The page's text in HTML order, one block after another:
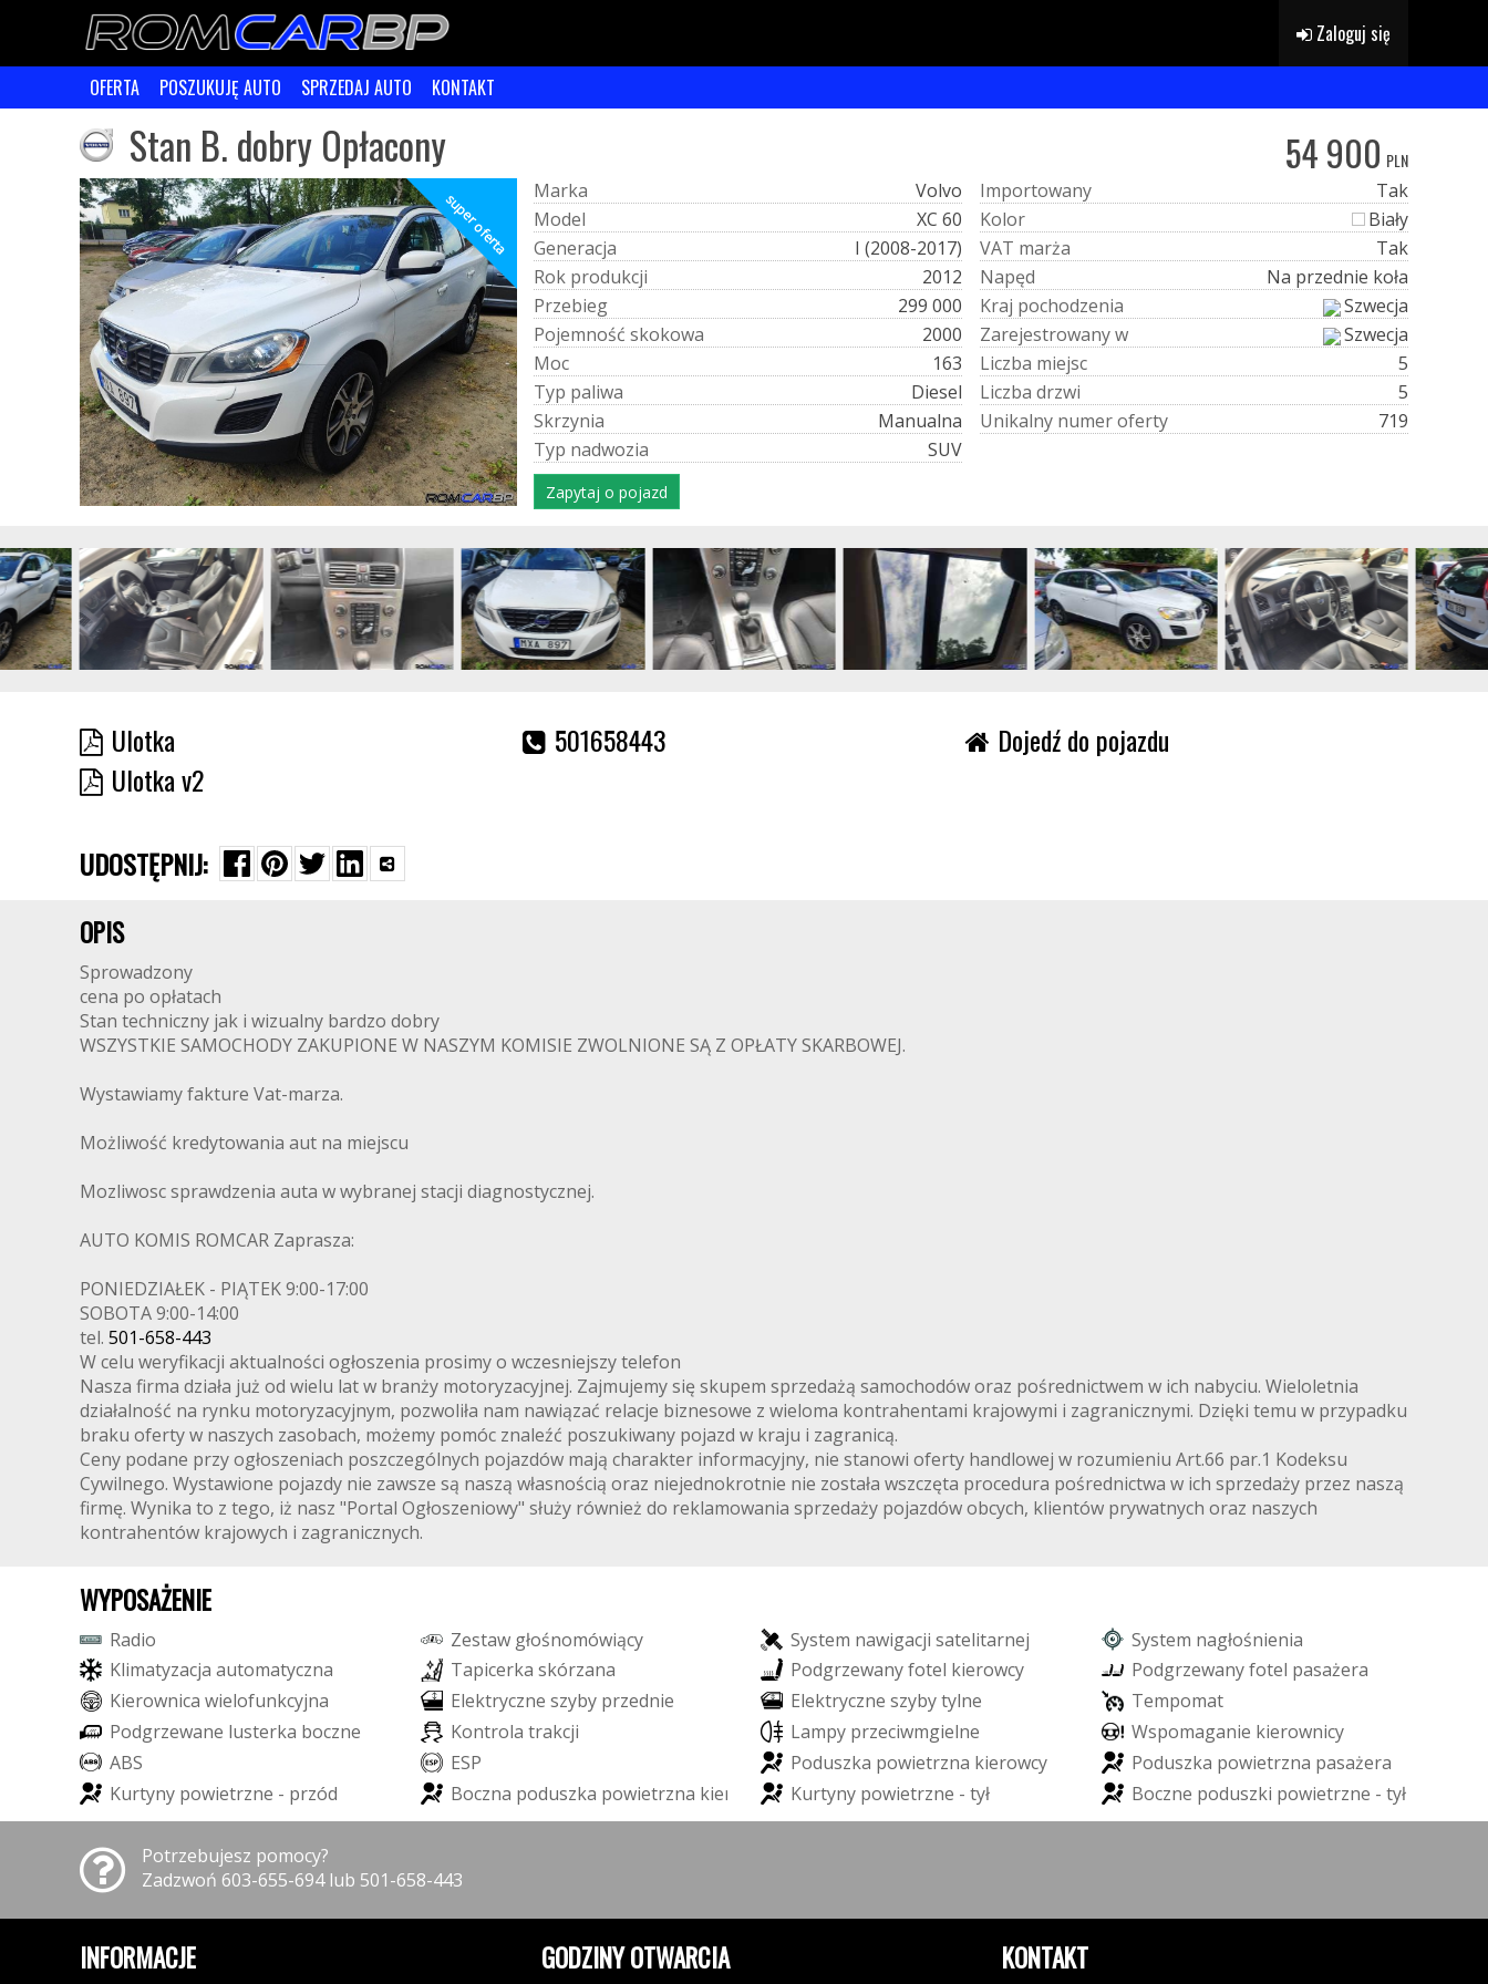
Zaloguj się
OFERTA POSZUKUJĘ AUTO SPRZEDAJ AUTO KONTAKT
Stan B. dobry Opłacony 54 900 PLN
super oferta Marka
Volvo
Model
XC 60
Generacja
I (2008-2017)
Rok produkcji
2012
Przebieg
299 000
Pojemność skokowa
2000
Moc
163
Typ paliwa
Diesel
Skrzynia
Manualna
Typ nadwozia SUV
Importowany
Tak
Kolor
Biały
VAT marża
Tak
Napęd
Na przednie koła
Kraj pochodzenia
Szwecja
Zarejestrowanyw
Szwecja
Liczba miejsc
5
Liczba drzwi
5
Unikalny numeroferty 719
Zapytaj o pojazd
Ulotka
Ulotka v2
501658443 Dojedź do pojazdu
UDOSTĘPNIJ:
OPIS
Sprowadzony
cena po opłatach
Stan techniczny jak i wizualny bardzo dobry
WSZYSTKIE SAMOCHODY ZAKUPIONE W NASZYM KOMISIE ZWOLNIONE SĄ Z OPŁATY SKARBOWEJ.
Wystawiamy fakture Vat-marza.
Możliwość kredytowania aut na miejscu
Mozliwosc sprawdzenia auta w wybranej stacji diagnostycznej.
AUTO KOMIS ROMCAR Zaprasza:
PONIEDZIAŁEK - PIĄTEK 9:00-17:00
SOBOTA 9:00-14:00
tel. 501-658-443
W celu weryfikacji aktualności ogłoszenia prosimy o wczesniejszy telefon
Nasza firma działa już od wielu lat w branży motoryzacyjnej. Zajmujemy się skupem sprzedażą samochodów oraz pośrednictwem w ich nabyciu. Wieloletnia
działalność na rynku motoryzacyjnym, pozwoliła nam nawiązać relacje biznesowe z wieloma kontrahentami krajowymi i zagranicznymi. Dzięki temu w przypadku
braku oferty w naszych zasobach, możemy pomóc znaleźć poszukiwany pojazd w kraju i zagranicą.
Ceny podane przy ogłoszeniach poszczególnych pojazdów mają charakter informacyjny, nie stanowi oferty handlowej w rozumieniu Art.66 par.1 Kodeksu
Cywilnego. Wystawione pojazdy nie zawsze są naszą własnością oraz niejednokrotnie nie została wszczęta procedura pośrednictwa w ich sprzedaży przez naszą
firmę. Wynika to z tego, iż nasz "Portal Ogłoszeniowy" służy również do reklamowania sprzedaży pojazdów obcych, klientów prywatnych oraz naszych
kontrahentów krajowych i zagranicznych.
WYPOSAŻENIE
Radio Zestaw głośnomówiący System nawigacji satelitarnej System nagłośnienia
Klimatyzacja automatyczna Tapicerka skórzana Podgrzewanyfotel kierowcy Podgrzewany fotel pasażera
Kierownica wielofunkcyjna Elektryczne szyby przednie Elektryczne szybytylne Tempomat
Podgrzewane lusterka boczne Kontrola trakcji Lampy przeciwmgielne Wspomaganie kierownicy
ABS ESP Poduszka powietrzna kierowcy Poduszka powietrzna pasażera
Kurtyny powietrzne - przód Boczna poduszka powietrzna kier cy Kurtyny powietrzne - tył Boczne poduszki powietrzne - tył
Potrzebujesz pomocy?
Zadzwoń 603-655-694 lub 501-658-443
INFORMACJE GODZINY OTWARCIA KONTAKT